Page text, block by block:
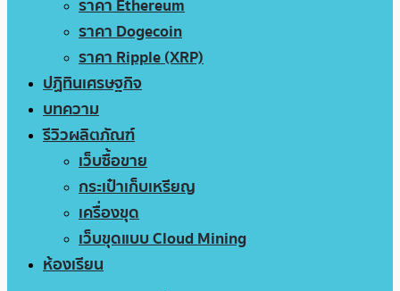
ราคา Ethereum
ราคา Dogecoin
ราคา Ripple (XRP)
ปฏิทินเศรษฐกิจ
บทความ
รีวิวผลิตภัณฑ์
เว็บซื้อขาย
กระเป๋าเก็บเหรียญ
เครื่องขุด
เว็บขุดแบบ Cloud Mining
ห้องเรียน